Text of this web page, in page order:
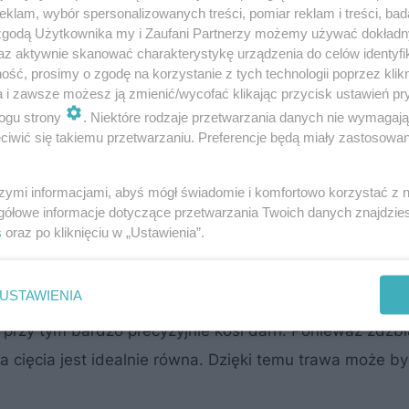
. Mogą być ręczne, elektryczne, spalinowe,
są kosiarki z koszem niż bez niego. Pojemności
dla bardziej wymagających jest kosiarka
ręcznie lub elektrycznie. Do pielęgnacji dużych
– dla tych, którzy lubią łączyć przyjemne z
ręczna kosiarka bębnowa
. Jest cicha (nie ma
tym bardzo precyzyjnie kosi darń. Ponieważ
cięcia jest idealnie równa. Dzięki temu trawa może
wybór spersonalizowanych treści, pomiar reklam i treści,
Użytkownika my i Zaufani Partnerzy możemy używać
aktywnie skanować charakterystykę urządzenia do celów
prosimy o zgodę na korzystanie z tych technologii poprzez
i zawsze możesz ją zmienić/wycofać klikając przycisk ustawień
strony
. Niektóre rodzaje przetwarzania danych nie
się takiemu przetwarzaniu. Preferencje będą miały
informacjami, abyś mógł świadomie i komfortowo korzystać z
informacje dotyczące przetwarzania Twoich danych
oraz po kliknięciu w „Ustawienia”.
USTAWIENIA